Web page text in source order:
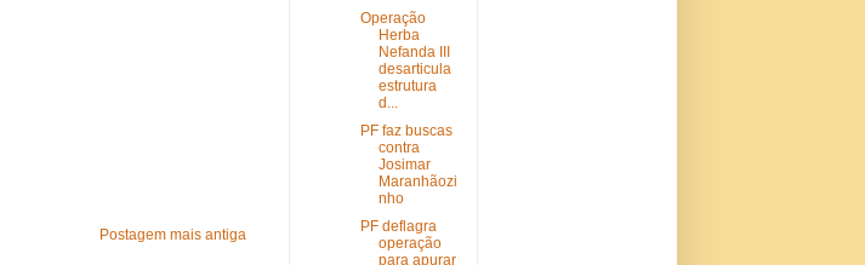
Postagem mais antiga
Operação
Herba
Nefanda III
desarticula
estrutura
d...
PF faz buscas
contra
Josimar
Maranhãozi
nho
PF deflagra
operação
para apurar